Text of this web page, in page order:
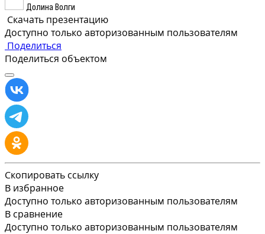
Долина Волги
Скачать презентацию
Доступно только авторизованным пользователям
Поделиться
Поделиться объектом
Скопировать ссылку
В избранное
Доступно только авторизованным пользователям
В сравнение
Доступно только авторизованным пользователям